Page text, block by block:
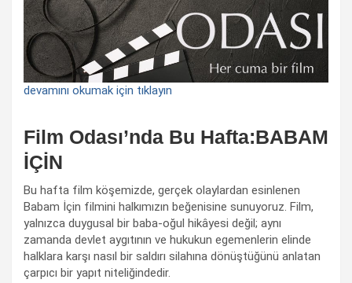
devamını okumak için tıklayın
Film Odası’nda Bu Hafta:BABAM
İÇİN
Bu hafta film köşemizde, gerçek olaylardan esinlenen
Babam İçin filmini halkımızın beğenisine sunuyoruz. Film,
yalnızca duygusal bir baba-oğul hikâyesi değil; aynı
zamanda devlet aygıtının ve hukukun egemenlerin elinde
halklara karşı nasıl bir saldırı silahına dönüştüğünü anlatan
çarpıcı bir yapıt niteliğindedir.